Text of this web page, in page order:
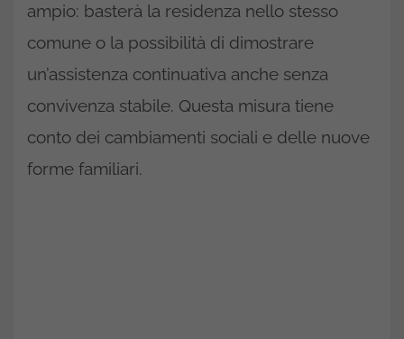
ampio: basterà la residenza nello stesso
comune o la possibilità di dimostrare
un’assistenza continuativa anche senza
convivenza stabile. Questa misura tiene
conto dei cambiamenti sociali e delle nuove
forme familiari.